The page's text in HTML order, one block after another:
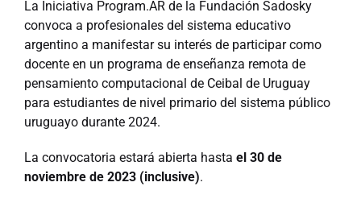
La Iniciativa Program.AR de la Fundación Sadosky
convoca a profesionales del sistema educativo
argentino a manifestar su interés de participar como
docente en un programa de enseñanza remota de
pensamiento computacional de Ceibal de Uruguay
para estudiantes de nivel primario del sistema público
uruguayo durante 2024.
La convocatoria estará abierta hasta el 30 de
noviembre de 2023 (inclusive).